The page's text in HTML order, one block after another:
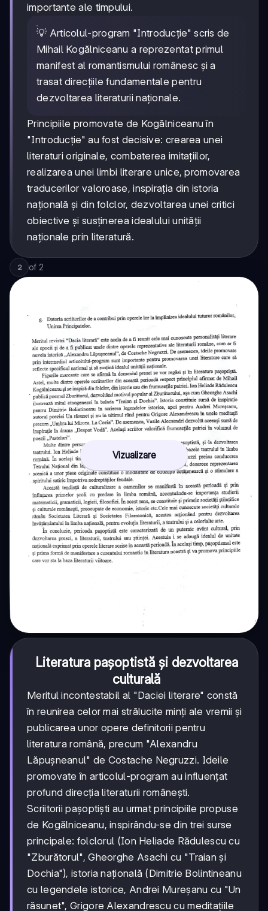
importante ale timpului.
💡 Articolul-program "Introducție" scris de
Mihail Kogălniceanu a reprezentat primul
manifest al romantismului românesc și a
trasat direcțiile fundamentale pentru
dezvoltarea literaturii naționale.
Principiile promovate de Kogălniceanu în
"Introducție" au fost decisive: crearea unei
literaturi originale, combaterea imitațiilor,
realizarea unei limbi literare unice, promovarea
traducerilor valoroase, inspirația din istoria
națională și din folclor, dezvoltarea unei critici
obiective și susținerea idealului unității
naționale prin literatură.
2 of 2
Vizualizare
Literatura pașoptistă și dezvoltarea
culturală
Meritul incontestabil al "Daciei literare" constă
în reunirea celor mai strălucite minți ale vremii și
publicarea unor opere definitorii pentru
literatura română, precum "Alexandru
Lăpușneanul" de Costache Negruzzi. Ideile
promovate în articolul-program au influențat
profund direcția literaturii românești.
Scriitorii pașoptiști au urmat principiile propuse
de Kogălniceanu, inspirându-se din trei surse
principale: folclorul (Ion Heliade Rădulescu cu
"Zburătorul", Gheorghe Asachi cu "Traian și
Dochia"), istoria națională (Dimitrie Bolintineanu
cu legendele istorice, Andrei Mureșanu cu "Un
răsunet", Grigore Alexandrescu cu meditațiile